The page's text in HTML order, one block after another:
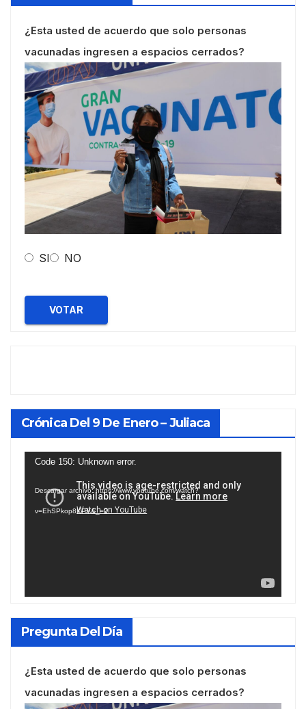
¿Esta usted de acuerdo que solo personas
vacunadas ingresen a espacios cerrados?
SI NO
VOTAR
Crónica Del 9 De Enero – Juliaca
Reproductor
vídeo
Code 150: Unknown error.
Descargar archivo: https://www.youtube.com/watch?
v=EhSPkop8KPY&_=2
Pregunta Del Día
¿Esta usted de acuerdo que solo personas
vacunadas ingresen a espacios cerrados?